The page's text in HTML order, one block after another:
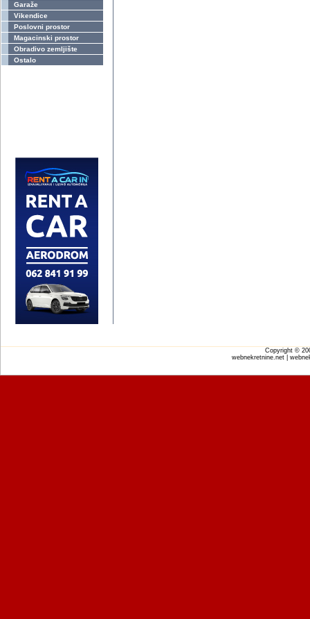
Garaže
Vikendice
Poslovni prostor
Magacinski prostor
Obradivo zemljište
Ostalo
Copyright ©
webnekretnine.net |